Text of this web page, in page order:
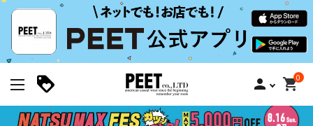
person 0
shopping_cart